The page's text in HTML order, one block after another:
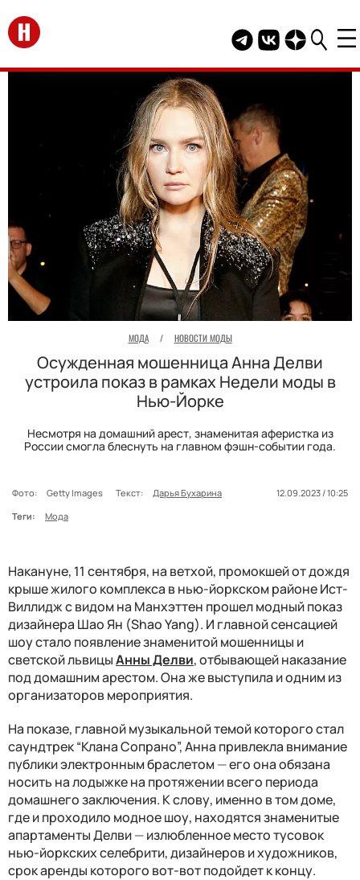
Перейти на главную
Telegram канал
Группа HELLO
Канал
МОДА / НОВОСТИ МОДЫ
Осужденная мошенница Анна Делви
устроила показ в рамках Недели моды в
Нью-Йорке
Несмотря на домашний арест, знаменитая аферистка из
России смогла блеснуть на главном фэшн-событии года.
Фото: Getty Images Текст: Дарья Бухарина
12.09.2023 / 10:25
Теги:
Мода
Накануне, 11 сентября, на ветхой, промокшей от дождя
крыше жилого комплекса в нью-йоркском районе Ист-
Виллидж с видом на Манхэттен прошел модный показ
дизайнера Шао Ян (Shao Yang). И главной сенсацией
шоу стало появление знаменитой мошенницы и
светской львицыАнны Делви, отбывающей наказание
под домашним арестом. Она же выступила и одним из
организаторов мероприятия.
На показе, главной музыкальной темой которого стал
саундтрек “Клана Сопрано”, Анна привлекла внимание
публики электронным браслетом—его она обязана
носить на лодыжке на протяжении всего периода
домашнего заключения. К слову, именно в том доме,
где и проходило модное шоу, находятся знаменитые
апартаменты Делви—излюбленное место тусовок
нью-йоркских селебрити, дизайнеров и художников,
срок аренды которого вот-вот подойдет к концу.